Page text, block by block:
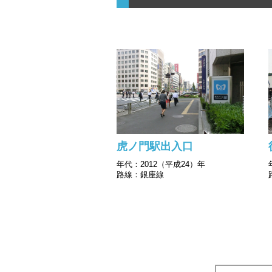
虎ノ門駅出入口
年代：2012（平成24）年
路線：銀座線